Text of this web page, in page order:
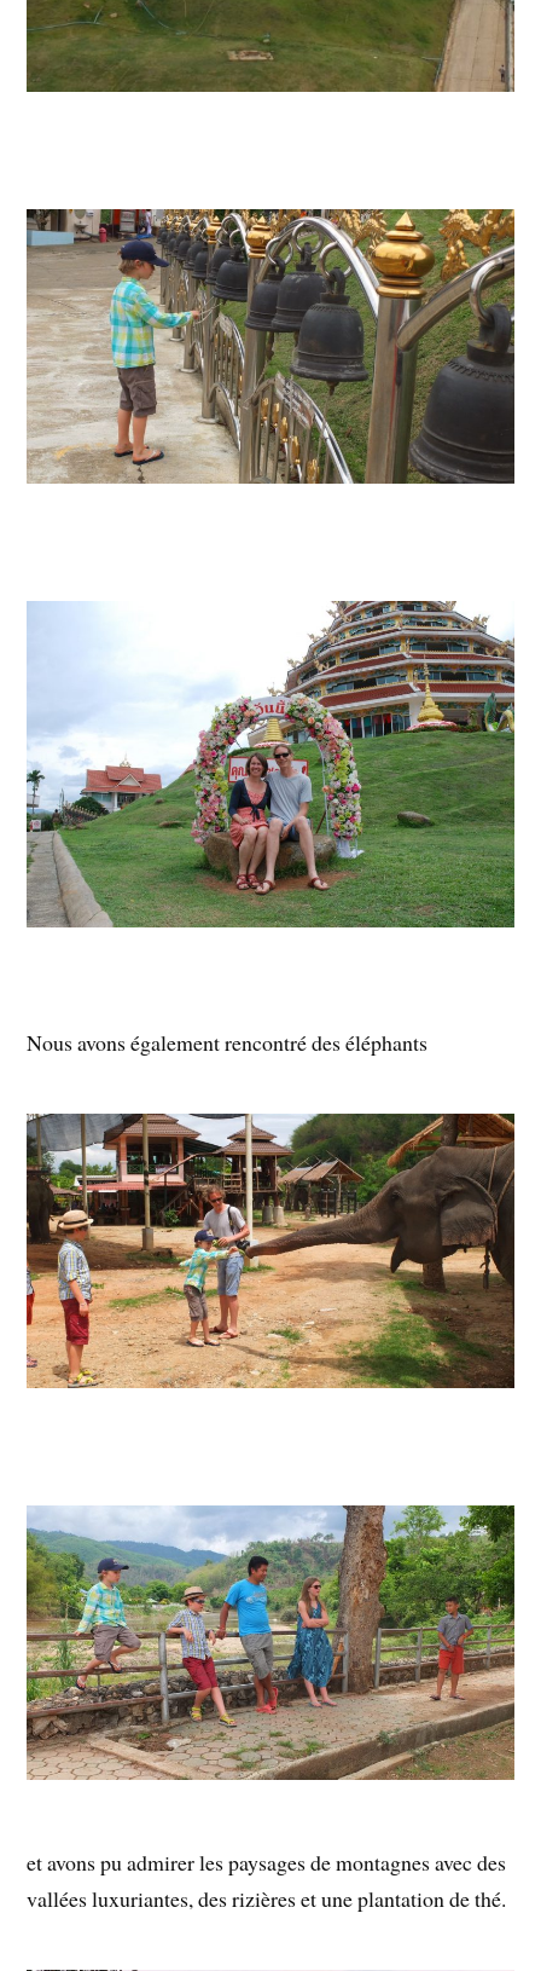
Nous avons également rencontré des éléphants
et avons pu admirer les paysages de montagnes avec des
vallées luxuriantes, des rizières et une plantation de thé.